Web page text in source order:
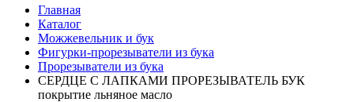
Главная
Каталог
Можжевельник и бук
Фигурки-прорезыватели из бука
Прорезыватели из бука
СЕРДЦЕ С ЛАПКАМИ ПРОРЕЗЫВАТЕЛЬ БУК
покрытие льняное масло